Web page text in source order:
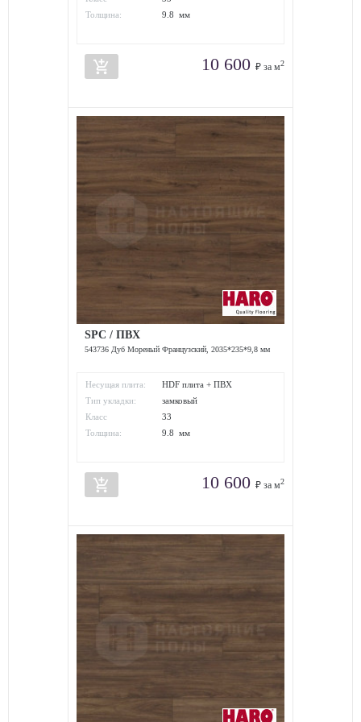
износостойкости:
Толщина:
9.8 мм
add_shopping_cart 10 600 ₽ за м2
SPC / ПВХ
543736 Дуб Мореный Французский, 2035*235*9,8 мм
Несущая плита:
HDF плита + ПВХ
Тип укладки:
замковый
Класс
износостойкости:
33
Толщина:
9.8 мм
add_shopping_cart 10 600 ₽ за м2